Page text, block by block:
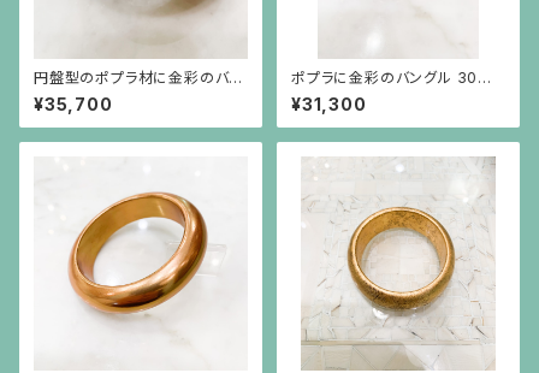
円盤型のポプラ材に金彩のバン
グル
¥35,700
ポプラに金彩のバングル 30m
m
¥31,300